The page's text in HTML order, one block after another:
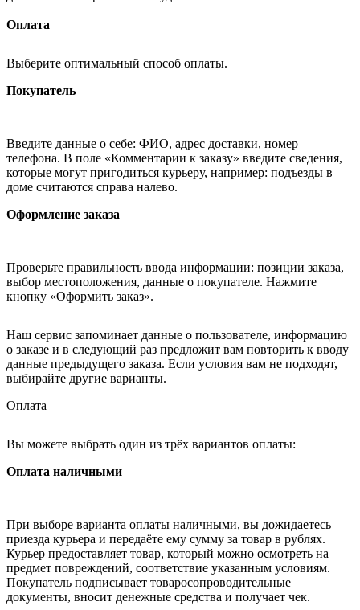
Оплата
Выберите оптимальный способ оплаты.
Покупатель
Введите данные о себе: ФИО, адрес доставки, номер
телефона. В поле «Комментарии к заказу» введите сведения,
которые могут пригодиться курьеру, например: подъезды в
доме считаются справа налево.
Оформление заказа
Проверьте правильность ввода информации: позиции заказа,
выбор местоположения, данные о покупателе. Нажмите
кнопку «Оформить заказ».
Наш сервис запоминает данные о пользователе, информацию
о заказе и в следующий раз предложит вам повторить к вводу
данные предыдущего заказа. Если условия вам не подходят,
выбирайте другие варианты.
Оплата
Вы можете выбрать один из трёх вариантов оплаты:
Оплата наличными
При выборе варианта оплаты наличными, вы дожидаетесь
приезда курьера и передаёте ему сумму за товар в рублях.
Курьер предоставляет товар, который можно осмотреть на
предмет повреждений, соответствие указанным условиям.
Покупатель подписывает товаросопроводительные
документы, вносит денежные средства и получает чек.